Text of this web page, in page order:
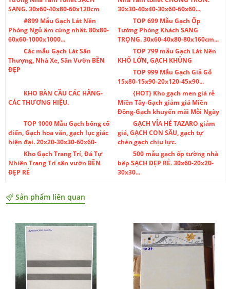
SANG. 30x60-40x80-60x120cm
30x30-40x40-30x60-60x60...
#899 Mẫu Gạch Lát Nền
Phòng Ngủ ấm cúng nhất. 80x80-
60x60-1000x1000...
TOP 699 Mẫu Gạch Ốp
Tường Phòng Khách SANG
TRỌNG. 30x60-40x80-80x160cm...
Các mẫu Gạch Lát Sân
Thượng, Nhà Xe, Sân Vườn BỀN
ĐẸP
TOP 799 mẫu Gạch Lát Nền
KHỔ LỚN, GẠCH KHỦNG
TOP 999 Mẫu Gạch Giả Gỗ
15x80-15x90-20x120-45x90...
KHO BÀN CẦU CÁC HÃNG-
CÁC THƯƠNG HIỆU.
{HOT} Kho gạch men giá rẻ
Miền Tây-Gạch giảm giá Miền
Đông-Gạch khuyến mãi Mỗi Ngày
TOP 1000 Mẫu Gạch bông cổ
điển, Gạch hoa văn, gạch lục giác
hiện đại. 20x20-30x30-60x60-
GẠCH VỈA HÈ TAZARO giảm
giá, GẠCH CON SÂU, gạch tự
chèn,gạch chịu lực.
Kho Gạch Trang Trí, Đá Tự
Nhiên Trang Trí sân vườn BỀN
ĐẸP RẺ
500 mẫu gạch ốp tường nhà
bếp SẠCH ĐẸP RẺ. 30x60-20x20-
30x30...
Sản phẩm liên quan